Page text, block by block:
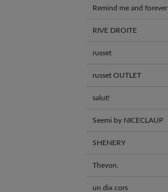
Remind me and forever
RIVE DROITE
russet
russet OUTLET
salut!
Seemi by NICECLAUP
SHENERY
Thevon.
un dix cors